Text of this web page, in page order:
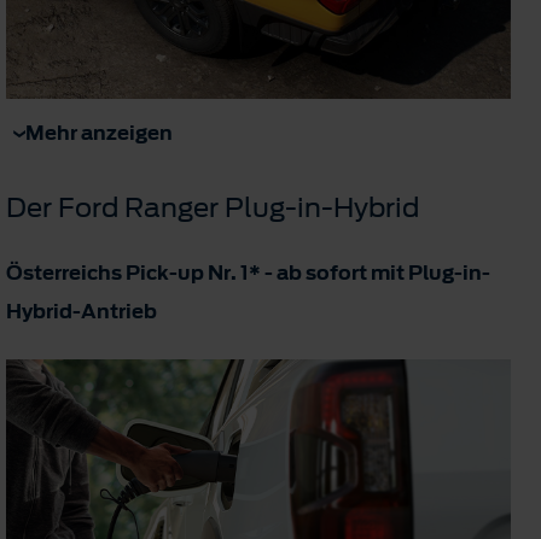
Mehr anzeigen
Der Ford Ranger Plug-in-Hybrid
Österreichs Pick-up Nr. 1* - ab sofort mit Plug-in-
Hybrid-Antrieb